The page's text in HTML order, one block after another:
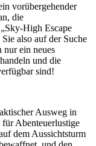
vorübergehender
die
High Escape
also auf der Suche
nur ein neues
und die
sind!
Ausweg in
Abenteuerlustige
dem Aussichtsturm